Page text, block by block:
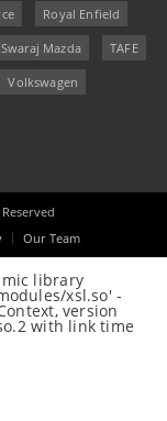
Royal Enfield
Swaraj Mazda TAFE
Volkswagen
Our Team
library
xsl.so' -
version
with link time